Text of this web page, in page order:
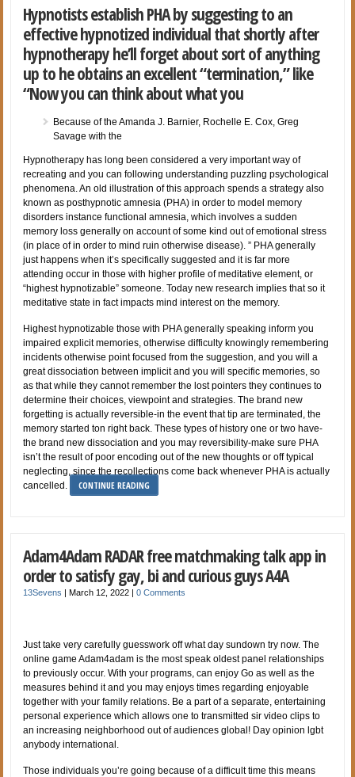
Hypnotists establish PHA by suggesting to an
effective hypnotized individual that shortly after
hypnotherapy he’ll forget about sort of anything
up to he obtains an excellent “termination,” like
“Now you can think about what you
Because of the Amanda J. Barnier, Rochelle E. Cox, Greg
Savage with the
Hypnotherapy has long been considered a very important way of
recreating and you can following understanding puzzling psychological
phenomena. An old illustration of this approach spends a strategy also
known as posthypnotic amnesia (PHA) in order to model memory
disorders instance functional amnesia, which involves a sudden
memory loss generally on account of some kind out of emotional stress
(in place of in order to mind ruin otherwise disease). ” PHA generally
just happens when it’s specifically suggested and it is far more
attending occur in those with higher profile of meditative element, or
“highest hypnotizable” someone. Today new research implies that so it
meditative state in fact impacts mind interest on the memory.
Highest hypnotizable those with PHA generally speaking inform you
impaired explicit memories, otherwise difficulty knowingly remembering
incidents otherwise point focused from the suggestion, and you will a
great dissociation between implicit and you will specific memories, so
as that while they cannot remember the lost pointers they continues to
determine their choices, viewpoint and strategies. The brand new
forgetting is actually reversible-in the event that tip are terminated, the
memory started ton right back. These types of history one or two have-
the brand new dissociation and you may reversibility-make sure PHA
isn’t the result of poor encoding out of the new thoughts or off typical
neglecting, since the recollections come back whenever PHA is actually
cancelled.
CONTINUE READING
Adam4Adam RADAR free matchmaking talk app in
order to satisfy gay, bi and curious guys A4A
13Sevens |March 12, 2022 |0 Comments
Just take very carefully guesswork off what day sundown try now. The
online game Adam4adam is the most speak oldest panel relationships
to previously occur. With your programs, can enjoy Go as well as the
measures behind it and you may enjoys times regarding enjoyable
together with your family relations. Be a part of a separate, entertaining
personal experience which allows one to transmitted sir video clips to
an increasing neighborhood out of audiences global! Day opinion lgbt
anybody international.
Those individuals you’re going because of a difficult time this means